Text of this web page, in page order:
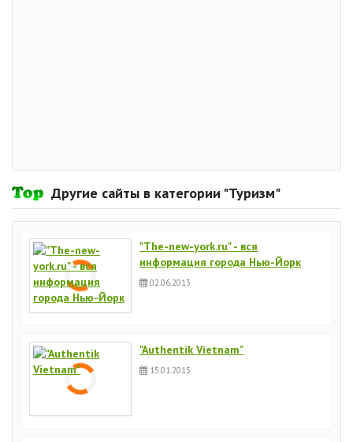
Другие сайты в категории "Туризм"
"The-new-york.ru" - вся
информация города Нью-Йорк
02.06.2013
"Authentik Vietnam"
15.01.2015